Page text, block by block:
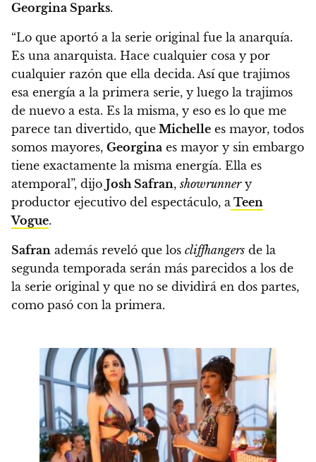
Georgina Sparks.
“Lo que aportó a la serie original fue la anarquía.
Es una anarquista. Hace cualquier cosa y por
cualquier razón que ella decida. Así que trajimos
esa energía a la primera serie, y luego la trajimos
de nuevo a esta. Es la misma, y eso es lo que me
parece tan divertido, que Michelle es mayor, todos
somos mayores, Georgina es mayor y sin embargo
tiene exactamente la misma energía. Ella es
atemporal”, dijo Josh Safran,showrunnery
productor ejecutivo del espectáculo, a Teen
Vogue.
Safran además reveló que los cliffhangers de la
segunda temporada serán más parecidos a los de
la serie original y que no se dividirá en dos partes,
como pasó con la primera.